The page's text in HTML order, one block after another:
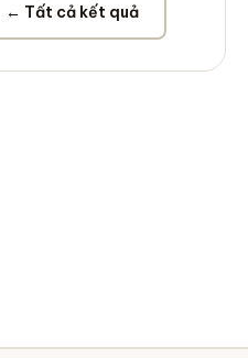
← Tất cả kết quả